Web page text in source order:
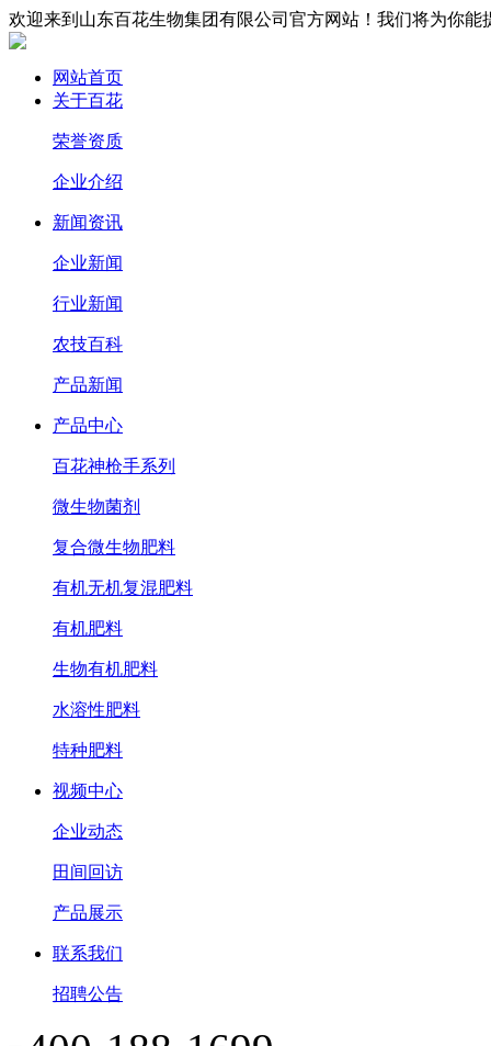
欢迎来到山东百花生物集团有限公司官方网站！我们将为你能
网站首页
关于百花
荣誉资质
企业介绍
新闻资讯
企业新闻
行业新闻
农技百科
产品新闻
产品中心
百花神枪手系列
微生物菌剂
复合微生物肥料
有机无机复混肥料
有机肥料
生物有机肥料
水溶性肥料
特种肥料
视频中心
企业动态
田间回访
产品展示
联系我们
招聘公告